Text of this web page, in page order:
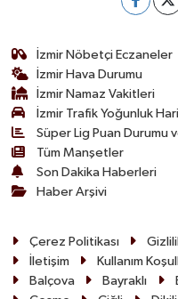
İzmir Nöbetçi Eczaneler
İzmir Hava Durumu
İzmir Namaz Vakitleri
İzmir Trafik Yoğunluk
Süper Lig Puan Durumu
Tüm Manşetler
Son Dakika Haberleri
Haber Arşivi
Çerez Politikası
İletişim
Kullanım
Balçova
Bayraklı